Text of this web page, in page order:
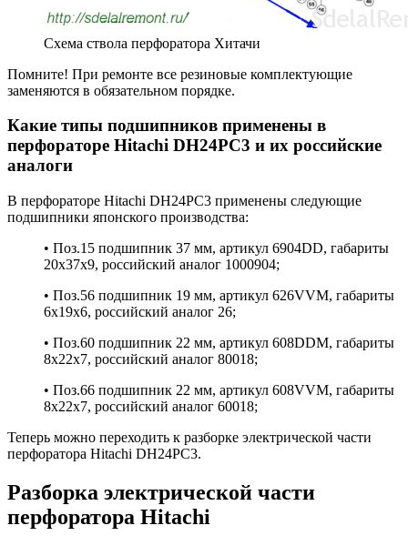
Схема ствола перфоратора Хитачи
Помните! При ремонте все резиновые комплектующие
заменяются в обязательном порядке.
Какие типы подшипников применены в
перфораторе Hitachi DH24PC3 и их российские
аналоги
В перфораторе Hitachi DH24PC3 применены следующие
подшипники японского производства:
• Поз.15 подшипник 37 мм, артикул 6904DD, габариты
20x37x9, российский аналог 1000904;
• Поз.56 подшипник 19 мм, артикул 626VVM, габариты
6x19x6, российский аналог 26;
• Поз.60 подшипник 22 мм, артикул 608DDM, габариты
8x22x7, российский аналог 80018;
• Поз.66 подшипник 22 мм, артикул 608VVM, габариты
8x22x7, российский аналог 60018;
Теперь можно переходить к разборке электрической части
перфоратора Hitachi DH24PC3.
Разборка электрической части
перфоратора Hitachi